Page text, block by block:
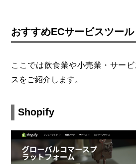
おすすめECサービスツール
ここでは飲食業や小売業・サー
スをご紹介します。
Shopify